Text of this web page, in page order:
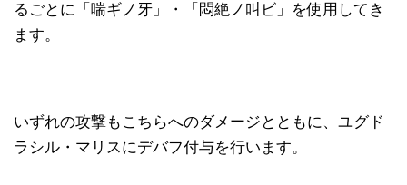
るごとに「喘ギノ牙」・「悶絶ノ叫ビ」を使用してき
ます。
いずれの攻撃もこちらへのダメージとともに、ユグド
ラシル・マリスにデバフ付与を行います。